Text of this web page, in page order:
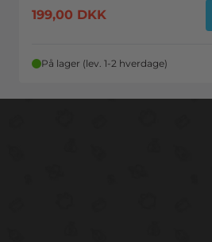
199,00 DKK
På lager (lev. 1-2 hverdage)